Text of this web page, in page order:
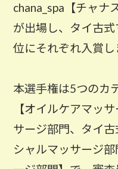
chana_spa【チャナ
が出場し、タイ古
位にそれぞれ入賞し
本選手権は5つのカ
【オイルケアマッ
サージ部門、タイ
シャルマッサージ